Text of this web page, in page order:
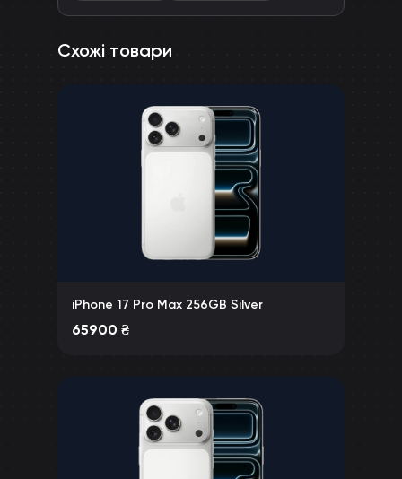
Схожі товари
iPhone 17 Pro Max 256GB Silver
65900 ₴